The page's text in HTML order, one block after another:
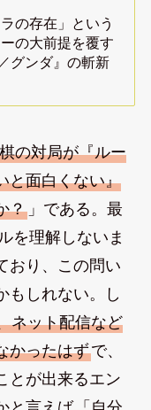
の存在」という
の大前提を覆す
グンダ』の斬新
の対局が『ルー
と面白くない』
？」である。最
を理解しないま
おり、この問い
もしれない。し
ネット配信など
かったはずで、
とが出来るエン